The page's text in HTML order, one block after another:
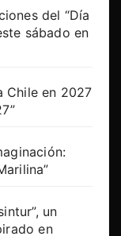
del “Día
sábado en
Chile en 2027
un
en